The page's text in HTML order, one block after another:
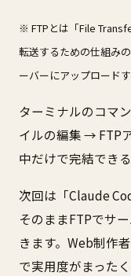
※ FTPとは「File
転送するための仕組み
ーバーにアップロードす
ターミナルのコマ
イルの編集 → FTP
中だけで完結でき
次回は「Claude
そのままFTPでサ
きます。Web制作
で実用度がまった